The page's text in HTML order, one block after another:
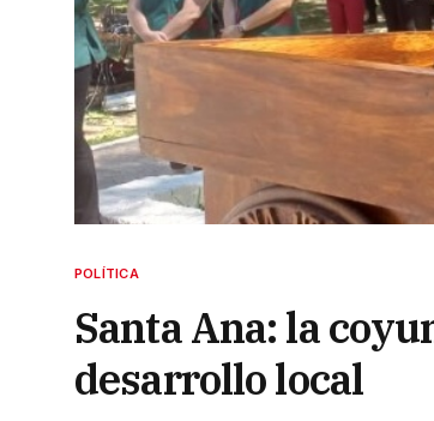
POLÍTICA
Santa Ana: la
desarrollo local